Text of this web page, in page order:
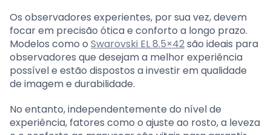
Os observadores experientes, por sua vez, devem
focar em precisão ótica e conforto a longo prazo.
Modelos como o Swarovski EL 8.5×42são ideais para
observadores que desejam a melhor experiência
possível e estão dispostos a investir em qualidade
de imagem e durabilidade.
No entanto, independentemente do nível de
experiência, fatores como o ajuste ao rosto, a leveza